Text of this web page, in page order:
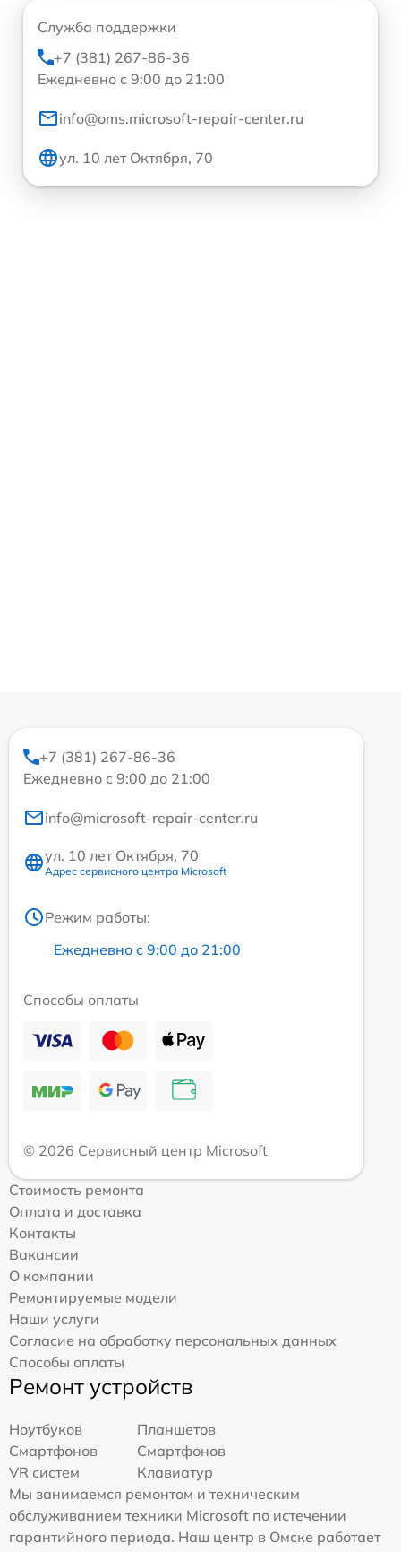
Служба поддержки
+7 (381) 267-86-36
Ежедневно с 9:00 до 21:00
info@oms.microsoft-repair-center.ru
ул. 10 лет Октября, 70
+7 (381) 267-86-36
Ежедневно с 9:00 до 21:00
info@microsoft-repair-center.ru
ул. 10 лет Октября, 70
Адрес сервисного центра Microsoft
Режим работы:
Ежедневно с 9:00 до 21:00
Способы оплаты
© 2026 Сервисный центр Microsoft
Стоимость ремонта
Оплата и доставка
Контакты
Вакансии
О компании
Ремонтируемые модели
Наши услуги
Согласие на обработку персональных данных
Способы оплаты
Ремонт устройств
Ноутбуков
Планшетов
Смартфонов
Смартфонов
VR систем
Клавиатур
Мы занимаемся ремонтом и техническим
обслуживанием техники Microsoft по истечении
гарантийного периода. Наш центр в Омске работает